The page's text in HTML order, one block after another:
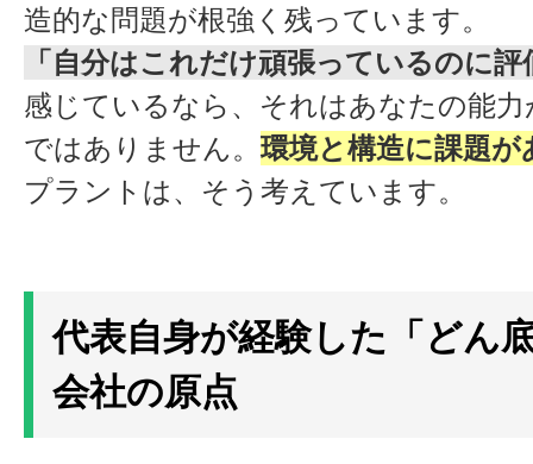
造的な問題が根強く残っています。
「自分はこれだけ頑張っているのに
感じているなら、それはあなたの能
ではありません。 環境と構造に課題が
プラントは、そう考えています。
代表自身が経験した「どん
会社の原点